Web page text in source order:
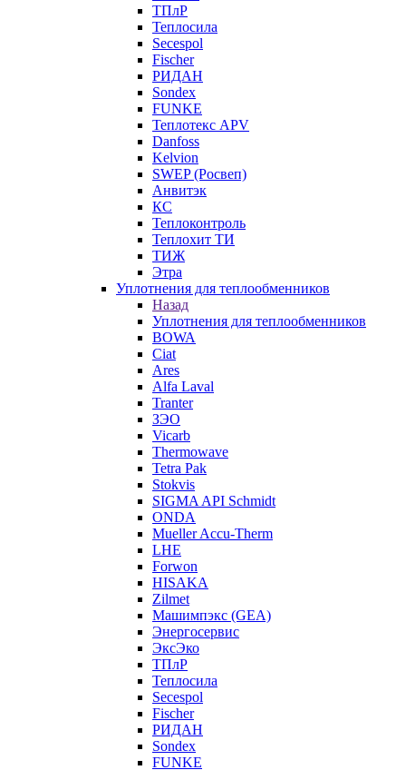
ТПлР
Теплосила
Secespol
Fischer
РИДАН
Sondex
FUNKE
Теплотекс APV
Danfoss
Kelvion
SWEP (Росвеп)
Анвитэк
КС
Теплоконтроль
Теплохит ТИ
ТИЖ
Этра
Уплотнения для теплообменников
Назад
Уплотнения для теплообменников
BOWA
Ciat
Ares
Alfa Laval
Tranter
ЗЭО
Vicarb
Thermowave
Tetra Pak
Stokvis
SIGMA API Schmidt
ONDA
Mueller Accu-Therm
LHE
Forwon
HISAKA
Zilmet
Машимпэкс (GEA)
Энергосервис
ЭксЭко
ТПлР
Теплосила
Secespol
Fischer
РИДАН
Sondex
FUNKE